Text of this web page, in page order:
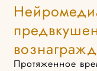
Протяженное